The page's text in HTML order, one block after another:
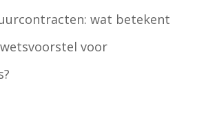
wat betekent
voor